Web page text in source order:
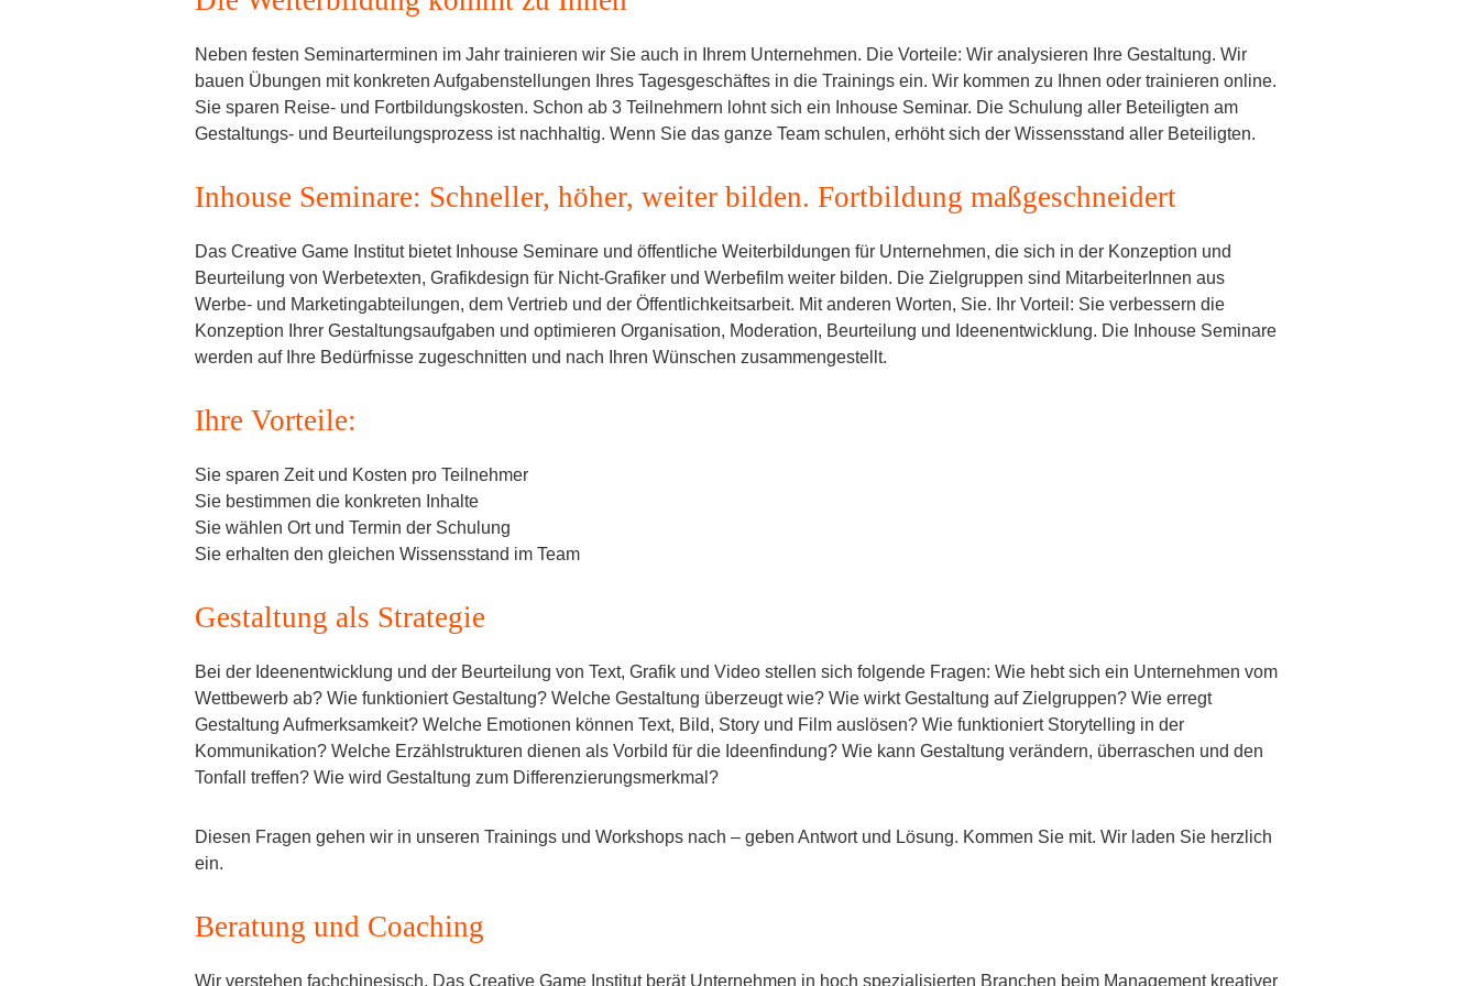
Neben festen Seminarterminen im Jahr trainieren wir Sie auch in Ihrem Unternehmen. Die Vorteile: Wir analysieren Ihre Gestaltung. Wir
bauen Übungen mit konkreten Aufgabenstellungen Ihres Tagesgeschäftes in die Trainings ein. Wir kommen zu Ihnen oder trainieren online.
Sie sparen Reise- und Fortbildungskosten. Schon ab 3 Teilnehmern lohnt sich ein Inhouse Seminar. Die Schulung aller Beteiligten am
Gestaltungs- und Beurteilungsprozess ist nachhaltig. Wenn Sie das ganze Team schulen, erhöht sich der Wissensstand aller Beteiligten.
Inhouse Seminare: Schneller, höher, weiter bilden. Fortbildung maßgeschneidert
Das Creative Game Institut bietet Inhouse Seminare und öffentliche Weiterbildungen für Unternehmen, die sich in der Konzeption und
Beurteilung von Werbetexten, Grafikdesign für Nicht-Grafiker und Werbefilm weiter bilden. Die Zielgruppen sind MitarbeiterInnen aus
Werbe- und Marketingabteilungen, dem Vertrieb und der Öffentlichkeitsarbeit. Mit anderen Worten, Sie. Ihr Vorteil: Sie verbessern die
Konzeption Ihrer Gestaltungsaufgaben und optimieren Organisation, Moderation, Beurteilung und Ideenentwicklung. Die Inhouse Seminare
werden auf Ihre Bedürfnisse zugeschnitten und nach Ihren Wünschen zusammengestellt.
Ihre Vorteile:
Sie sparen Zeit und Kosten pro Teilnehmer
Sie bestimmen die konkreten Inhalte
Sie wählen Ort und Termin der Schulung
Sie erhalten den gleichen Wissensstand im Team
Gestaltung als Strategie
Bei der Ideenentwicklung und der Beurteilung von Text, Grafik und Video stellen sich folgende Fragen: Wie hebt sich ein Unternehmen vom
Wettbewerb ab? Wie funktioniert Gestaltung? Welche Gestaltung überzeugt wie? Wie wirkt Gestaltung auf Zielgruppen? Wie erregt
Gestaltung Aufmerksamkeit? Welche Emotionen können Text, Bild, Story und Film auslösen? Wie funktioniert Storytelling in der
Kommunikation? Welche Erzählstrukturen dienen als Vorbild für die Ideenfindung? Wie kann Gestaltung verändern, überraschen und den
Tonfall treffen? Wie wird Gestaltung zum Differenzierungsmerkmal?
Diesen Fragen gehen wir in unseren Trainings und Workshops nach – geben Antwort und Lösung. Kommen Sie mit. Wir laden Sie herzlich
ein.
Beratung und Coaching
Wir verstehen fachchinesisch. Das Creative Game Institut berät Unternehmen in hoch spezialisierten Branchen beim Management kreativer